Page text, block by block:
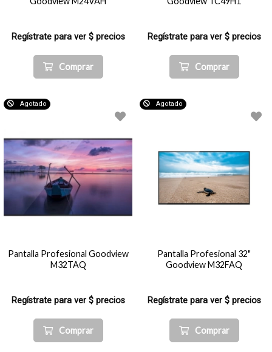
Regístrate para ver $ precios
Comprar
Regístrate para ver $ precios
Comprar
Agotado
Pantalla Profesional Goodview
M32TAQ
Regístrate para ver $ precios
Comprar
Agotado
Pantalla Profesional 32"
Goodview M32FAQ
Regístrate para ver $ precios
Comprar